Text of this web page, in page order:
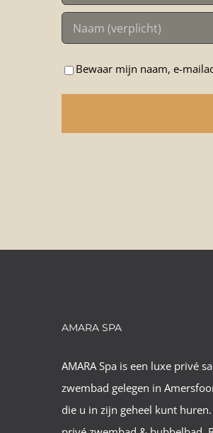
Bewaar mijn naam, e-
AMARA SPA
AMARA Spa is een luxe privé
zwembad gelegen in
die u in zijn geheel kunt